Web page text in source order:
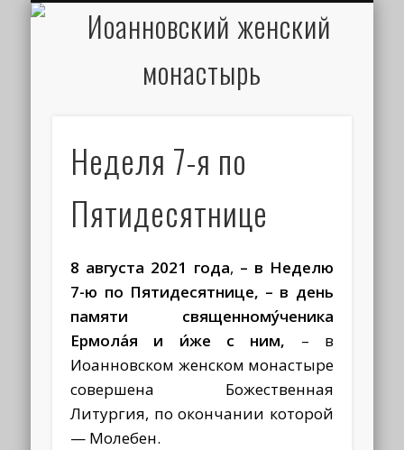
Неделя 7-я по
Пятидесятнице
8 августа 2021 года, – в Неделю
7-ю по Пятидесятнице, – в день
памяти священному́ченика
Ермола́я и и́же с ним, – в
Иоанновском женском монастыре
совершена Божественная
Литургия, по окончании которой
— Молебен.